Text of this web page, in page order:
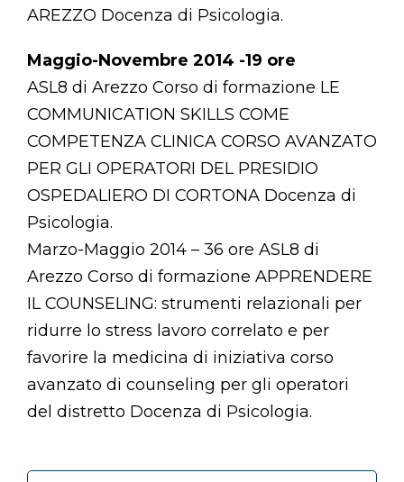
AREZZO Docenza di Psicologia.
Maggio-Novembre 2014 -19 ore
ASL8 di Arezzo Corso di formazione LE
COMMUNICATION SKILLS COME
COMPETENZA CLINICA CORSO AVANZATO
PER GLI OPERATORI DEL PRESIDIO
OSPEDALIERO DI CORTONA Docenza di
Psicologia.
Marzo-Maggio 2014 – 36 ore ASL8 di
Arezzo Corso di formazione APPRENDERE
IL COUNSELING: strumenti relazionali per
ridurre lo stress lavoro correlato e per
favorire la medicina di iniziativa corso
avanzato di counseling per gli operatori
del distretto Docenza di Psicologia.